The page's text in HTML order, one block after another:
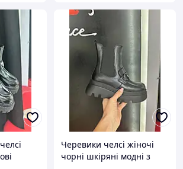
Черевики челсі жіночі
чорні шкіряні модні з